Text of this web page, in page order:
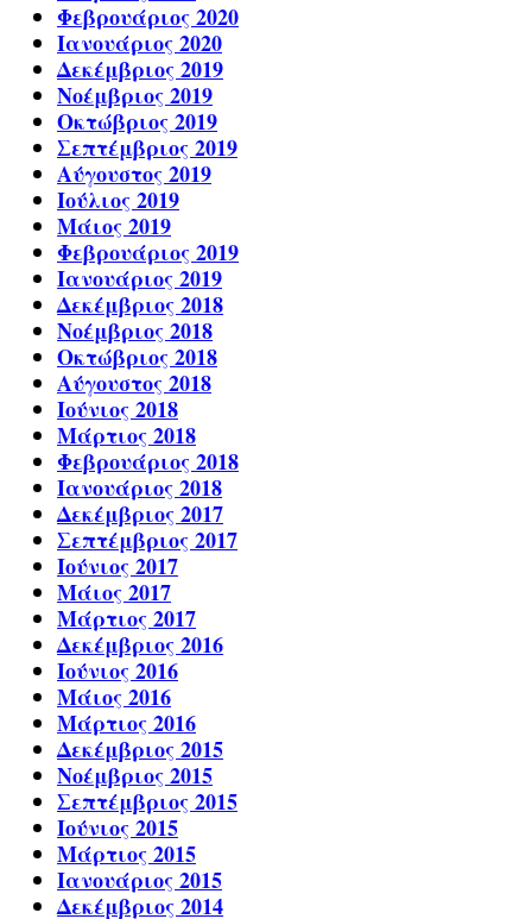
Φεβρουάριος 2020
Ιανουάριος 2020
Δεκέμβριος 2019
Νοέμβριος 2019
Οκτώβριος 2019
Σεπτέμβριος 2019
Αύγουστος 2019
Ιούλιος 2019
Μάιος 2019
Φεβρουάριος 2019
Ιανουάριος 2019
Δεκέμβριος 2018
Νοέμβριος 2018
Οκτώβριος 2018
Αύγουστος 2018
Ιούνιος 2018
Μάρτιος 2018
Φεβρουάριος 2018
Ιανουάριος 2018
Δεκέμβριος 2017
Σεπτέμβριος 2017
Ιούνιος 2017
Μάιος 2017
Μάρτιος 2017
Δεκέμβριος 2016
Ιούνιος 2016
Μάιος 2016
Μάρτιος 2016
Δεκέμβριος 2015
Νοέμβριος 2015
Σεπτέμβριος 2015
Ιούνιος 2015
Μάρτιος 2015
Ιανουάριος 2015
Δεκέμβριος 2014